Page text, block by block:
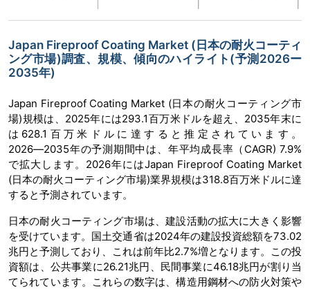
Japan Fireproof Coating Market (日本の耐火コーティ
ング市場)調査、規模、傾向のハイライト(予測2026ー
2035年)
Japan Fireproof Coating Market (日本の耐火コーティング市
場)規模は、2025年には293.1百万米ドルを超え、2035年末に
は628.1百万米ドルに達すると推定されています。
2026―2035年の予測期間中は、年平均成長率（CAGR) 7.9%
で拡大します。2026年にはJapan Fireproof Coating Market
(日本の耐火コーティング市場)業界規模は318.8百万米ドルに達
すると予測されています。
日本の耐火コーティング市場は、建設活動の拡大に大きく影響
を受けています。国土交通省は2024年の建設投資総額を73.02
兆円と予測しており、これは前年比2.7%増となります。この投
資額は、公共事業に26.21兆円、民間事業に46.18兆円が割り当
てられています。これらの数字は、構造用鋼材への防火対策や